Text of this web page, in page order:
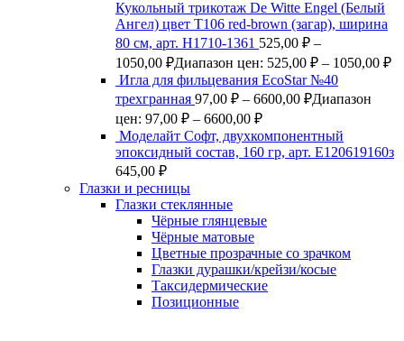
Кукольный трикотаж De Witte Engel (Белый
Ангел) цвет Т106 red-brown (загар), ширина
80 см, арт. Н1710-1361 525,00 ₽ –
1050,00 ₽Диапазон цен: 525,00 ₽ – 1050,00 ₽
Игла для фильцевания EcoStar №40
трехгранная 97,00 ₽ – 6600,00 ₽Диапазон
цен: 97,00 ₽ – 6600,00 ₽
Моделайт Софт, двухкомпонентный
эпоксидный состав, 160 гр, арт. Е120619160з
645,00 ₽
Глазки и ресницы
Глазки стеклянные
Чёрные глянцевые
Чёрные матовые
Цветные прозрачные со зрачком
Глазки дурашки/крейзи/косые
Таксидермические
Позиционные